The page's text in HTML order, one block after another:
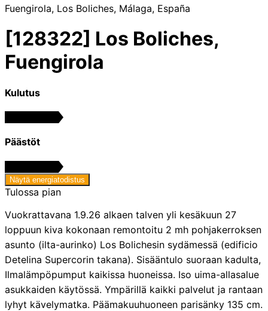
Fuengirola, Los Boliches, Málaga, España
[128322] Los Boliches,
Fuengirola
Kulutus
Päästöt
Näytä energiatodistus
Tulossa pian
Vuokrattavana 1.9.26 alkaen talven yli kesäkuun 27
loppuun kiva kokonaan remontoitu 2 mh pohjakerroksen
asunto (ilta-aurinko) Los Bolichesin sydämessä (edificio
Detelina Supercorin takana). Sisääntulo suoraan kadulta,
Ilmalämpöpumput kaikissa huoneissa. Iso uima-allasalue
asukkaiden käytössä. Ympärillä kaikki palvelut ja rantaan
lyhyt kävelymatka. Päämakuuhuoneen parisänky 135 cm.